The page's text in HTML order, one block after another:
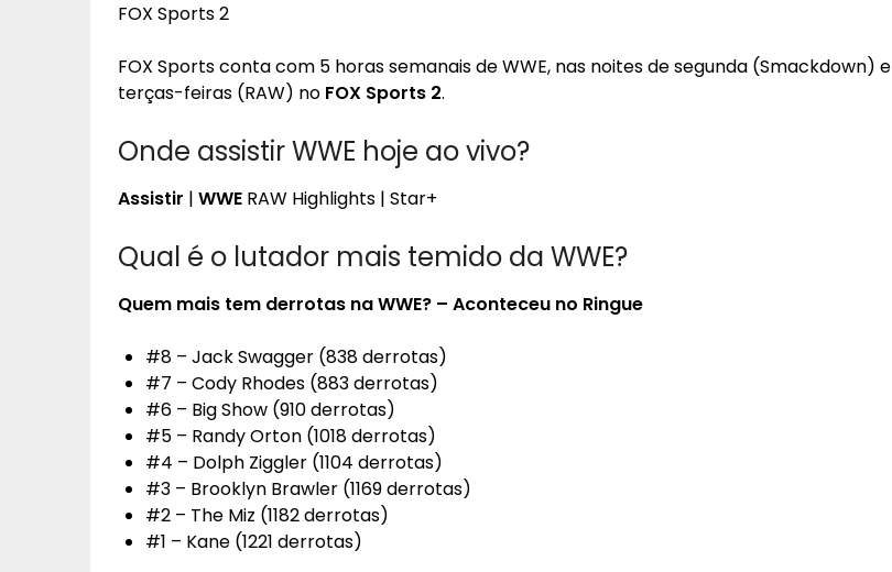
FOX Sports 2
FOX Sports conta com 5 horas semanais de WWE, nas noites de segunda (Smackdown) e
terças-feiras (RAW) no FOX Sports 2.
Onde assistir WWE hoje ao vivo?
Assistir | WWE RAW Highlights | Star+
Qual é o lutador mais temido da WWE?
Quem mais tem derrotas naWWE? – Aconteceu no Ringue
#8 – Jack Swagger (838 derrotas)
#7 – Cody Rhodes (883 derrotas)
#6 – Big Show (910 derrotas)
#5 – Randy Orton (1018 derrotas)
#4 – Dolph Ziggler (1104 derrotas)
#3 – Brooklyn Brawler (1169 derrotas)
#2 – The Miz (1182 derrotas)
#1 – Kane (1221 derrotas)